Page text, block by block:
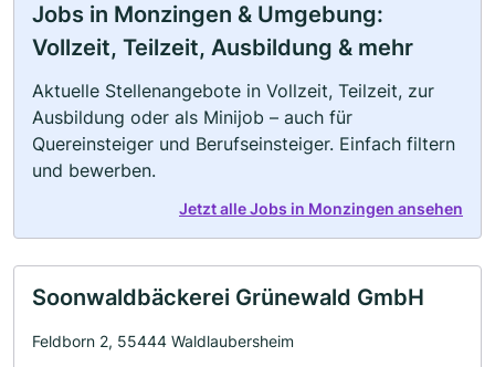
Jobs in Monzingen & Umgebung:
Vollzeit, Teilzeit, Ausbildung & mehr
Aktuelle Stellenangebote in Vollzeit, Teilzeit, zur
Ausbildung oder als Minijob – auch für
Quereinsteiger und Berufseinsteiger. Einfach filtern
und bewerben.
Jetzt alle Jobs in Monzingen ansehen
Soonwaldbäckerei Grünewald GmbH
Feldborn 2, 55444 Waldlaubersheim